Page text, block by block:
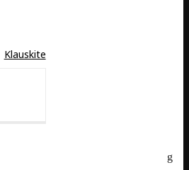
Klauskite